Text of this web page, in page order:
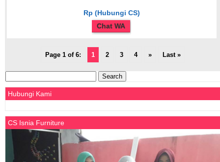
Rp (Hubungi CS)
Chat WA
Page 1 of 6: 1 2 3 4 » Last »
for:
Hubungi Kami
CS Isnia Furniture